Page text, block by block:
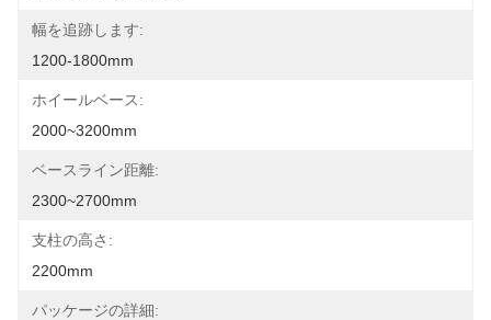
幅を追跡します:
1200-1800mm
ホイールベース:
2000~3200mm
ベースライン距離:
2300~2700mm
支柱の高さ:
2200mm
パッケージの詳細: